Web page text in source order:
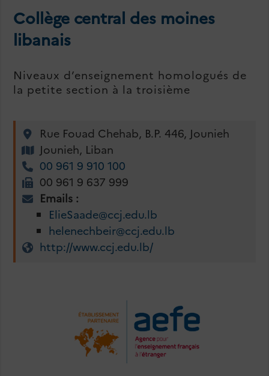
Collège central des moines
libanais
Niveaux d’enseignement homologués de
la petite section à la troisième
Rue Fouad Chehab, B.P. 446, Jounieh
Jounieh, Liban
00 961 9 910 100
00 961 9 637 999
Emails :
ElieSaade@ccj.edu.lb
helenechbeir@ccj.edu.lb
http://www.ccj.edu.lb/